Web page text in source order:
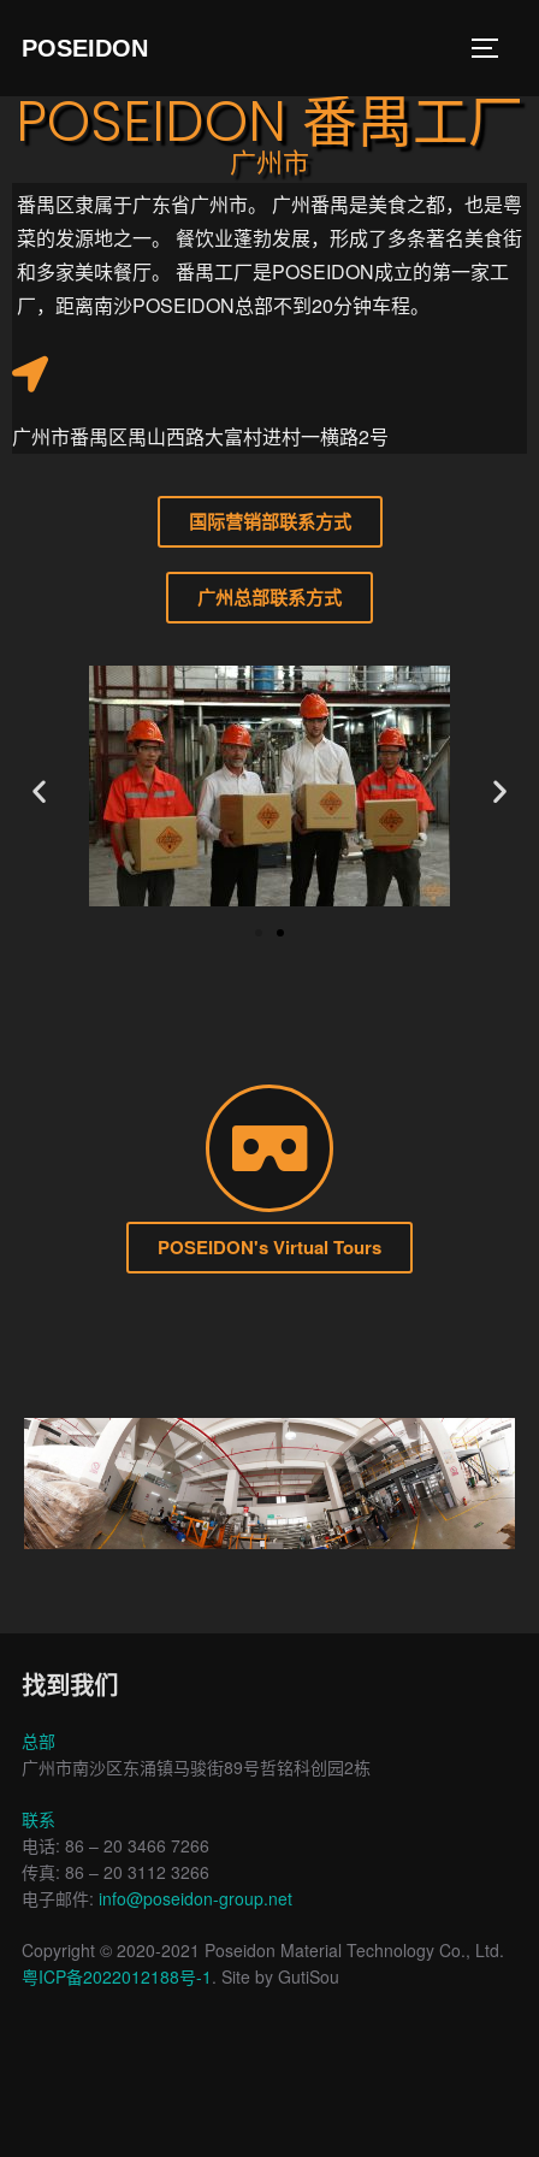
POSEIDON
POSEIDON 番禺工厂
广州市
番禺区隶属于广东省广州市。 广州番禺是美食之都，也是粤
菜的发源地之一。 餐饮业蓬勃发展，形成了多条著名美食街
和多家美味餐厅。 番禺工厂是POSEIDON成立的第一家工
厂，距离南沙POSEIDON总部不到20分钟车程。
广州市番禺区禺山西路大富村进村一横路2号
国际营销部联系方式
广州总部联系方式
POSEIDON's Virtual Tours
找到我们
总部
广州市南沙区东涌镇马骏街89号哲铭科创园2栋
联系
电话: 86 – 20 3466 7266
传真: 86 – 20 3112 3266
电子邮件: info@poseidon-group.net
Copyright © 2020-2021 Poseidon Material Technology Co., Ltd.
粤ICP备2022012188号-1 . Site by GutiSou